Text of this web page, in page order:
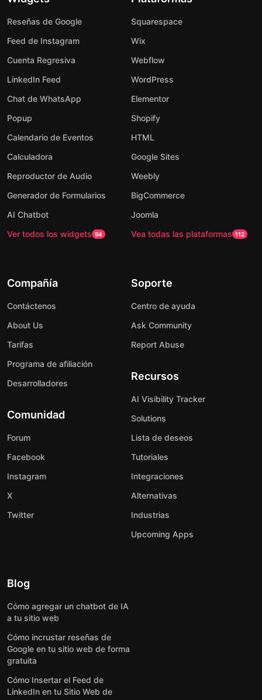
Reseñas de Google
Feed de Instagram
Cuenta Regresiva
LinkedIn Feed
Chat de WhatsApp
Popup
Calendario de Eventos
Calculadora
Reproductor de Audio
Generador de Formularios
AI Chatbot
Ver todos los widgets 94
Squarespace
Wix
Webflow
WordPress
Elementor
Shopify
HTML
Google Sites
Weebly
BigCommerce
Joomla
Vea todas las plataformas 112
Compañía
Contáctenos
About Us
Tarifas
Programa de afiliación
Desarrolladores
Comunidad
Forum
Facebook
Instagram
X
Twitter
Soporte
Centro de ayuda
Ask Community
Report Abuse
Recursos
AI Visibility Tracker
Solutions
Lista de deseos
Tutoriales
Integraciones
Alternativas
Industrias
Upcoming Apps
Blog
Cómo agregar un chatbot de IA
a tu sitio web
Cómo incrustar reseñas de
Google en tu sitio web de forma
gratuita
Cómo Insertar el Feed de
LinkedIn en tu Sitio Web de